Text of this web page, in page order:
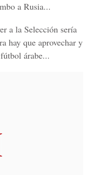
a Rusia...
a la Selección sería
hay que aprovechar y
árabe...